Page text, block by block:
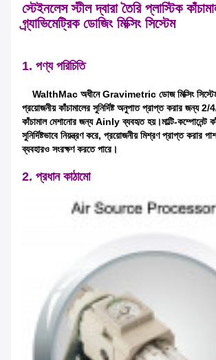
স্টেইনলেস স্টীল দ্বারা তৈরি প্লাস্টিক
গ্র্যাভিমেট্রিক ডোজিং মিক্সিং সিস্টেম
1. পণ্য পরিচিতি
WalthMac অধীনে Gravimetric ডোজ মিক্সিং
প্রয়োজনীয় কাঁচামালের সুনির্দিষ্ট অনুপাত প্রাপ্ত করার জন্য
কাঁচামাল মেশানোর জন্য Ainly ব্যবহৃত হয়।মাল্টি-কম্পোনেন্ট
সুনির্দিষ্টভাবে নিয়ন্ত্রণ করে, প্রয়োজনীয় মিশ্রণ প্রাপ্ত করার
ব্যবহারও সংরক্ষণ করতে পারে।
2. প্রধান কাঠামো